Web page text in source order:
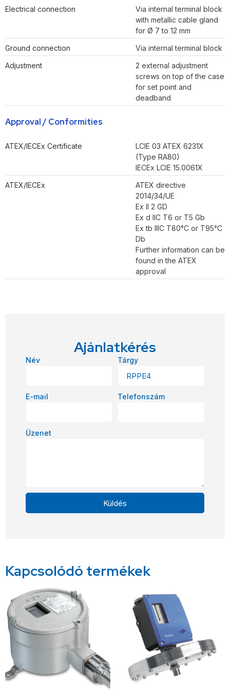
Electrical connection
Via internal terminal block
with metallic cable gland
for Ø 7 to 12 mm
Ground connection
Via internal terminal block
Adjustment
2 external adjustment
screws on top of the case
for set point and
deadband
Approval / Conformities
ATEX/IECEx Certificate
LCIE 03 ATEX 6231X
(Type RA80)
IECEx LCIE 15.0061X
ATEX/IECEx
ATEX directive
2014/34/UE
Ex II 2 GD
Ex d IIC T6 or T5 Gb
Ex tb IIIC T80°C or T95°C
Db
Further information can be
found in the ATEX
approval
Ajánlatkérés
Név Tárgy
E-mail Telefonszám
Üzenet
Küldés
Kapcsolódó termékek